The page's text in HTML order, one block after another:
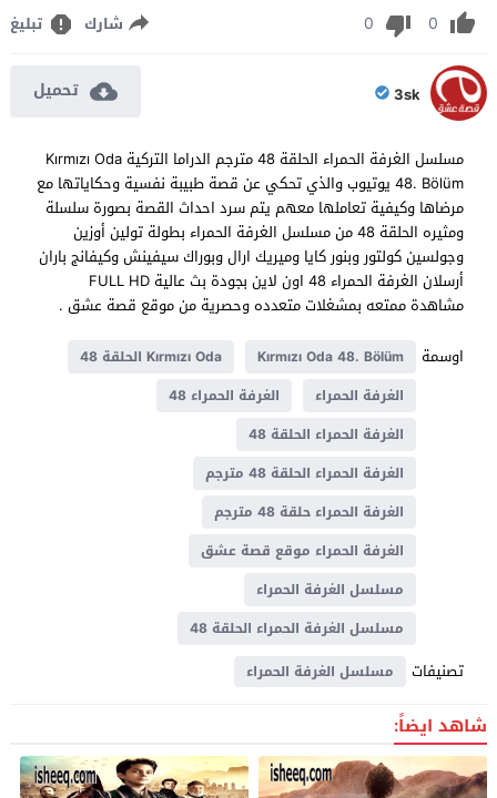
0
0 شارك تبليغ
3sk تحميل
مسلسل الغرفة الحمراء الحلقة 48 مترجم الدراما التركية Kırmızı Oda
48. Bölüm يوتيوب والذي تحكي عن قصة طبيبة نفسية وحكاياتها مع
مرضاها وكيفية تعاملها معهم يتم سرد احداث القصة بصورة سلسلة
ومثيره الحلقة 48 من مسلسل الغرفة الحمراء بطولة تولين أوزين
وجولسين كولتور وبنور كايا وميريك ارال وبوراك سيفينش وكيفانج باران
أرسلان الغرفة الحمراء 48 اون لاين بجودة بث عالية FULL HD
مشاهدة ممتعه بمشغلات متعدده وحصرية من موقع قصة عشق .
اوسمة
Kırmızı Oda 48. Bölüm
Kırmızı Oda الحلقة 48
الغرفة الحمراء
الغرفة الحمراء 48
الغرفة الحمراء الحلقة 48
الغرفة الحمراء الحلقة 48 مترجم
الغرفة الحمراء حلقة 48 مترجم
الغرفة الحمراء موقع قصة عشق
مسلسل الغرفة الحمراء
مسلسل الغرفة الحمراء الحلقة 48
تصنيفات مسلسل الغرفة الحمراء
شاهد ايضاً: